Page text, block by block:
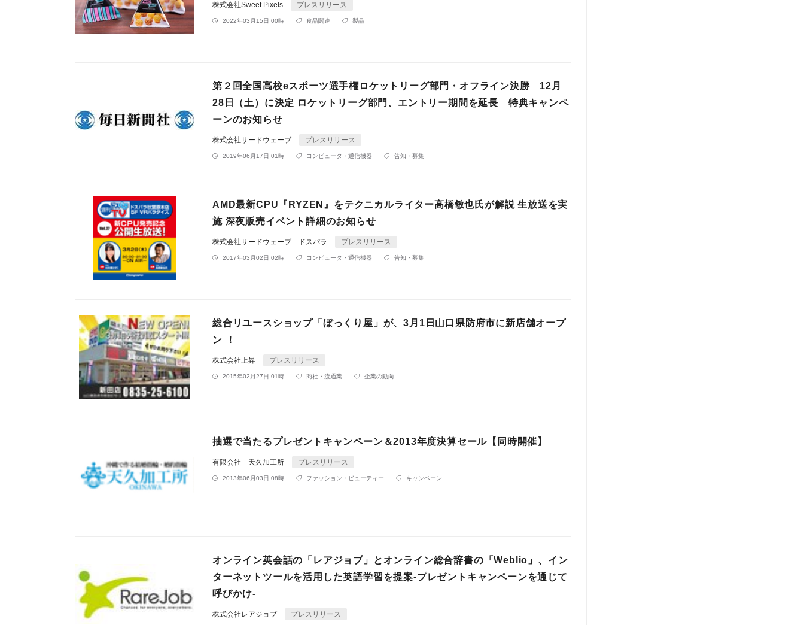
株式会社Sweet Pixels プレスリリース
2022年03月15日 00時 食品関連 製品
第２回全国高校eスポーツ選手権ロケットリーグ部門・オフライン決勝 12月
28日（土）に決定 ロケットリーグ部門、エントリー期間を延長 特典キャンペ
ーンのお知らせ
株式会社サードウェーブ プレスリリース
2019年06月17日 01時 コンピュータ・通信機器 告知・募集
AMD最新CPU『RYZEN』をテクニカルライター高橋敏也氏が解説 生放送を実
施 深夜販売イベント詳細のお知らせ
株式会社サードウェーブ ドスパラ プレスリリース
2017年03月02日 02時 コンピュータ・通信機器 告知・募集
総合リユースショップ「ぼっくり屋」が、3月1日山口県防府市に新店舗オープ
ン ！
株式会社上昇 プレスリリース
2015年02月27日 01時 商社・流通業 企業の動向
抽選で当たるプレゼントキャンペーン＆2013年度決算セール【同時開催】
有限会社 天久加工所 プレスリリース
2013年06月03日 08時 ファッション・ビューティー キャンペーン
オンライン英会話の「レアジョブ」とオンライン総合辞書の「Weblio」、イン
ターネットツールを活用した英語学習を提案-プレゼントキャンペーンを通じて
呼びかけ-
株式会社レアジョブ プレスリリース